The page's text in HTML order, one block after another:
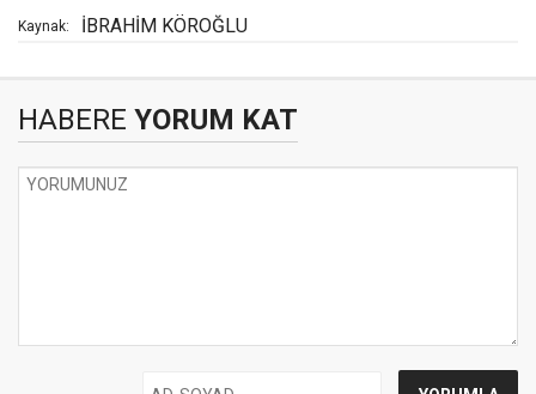
Kaynak: İBRAHİM KÖROĞLU
HABERE YORUM KAT